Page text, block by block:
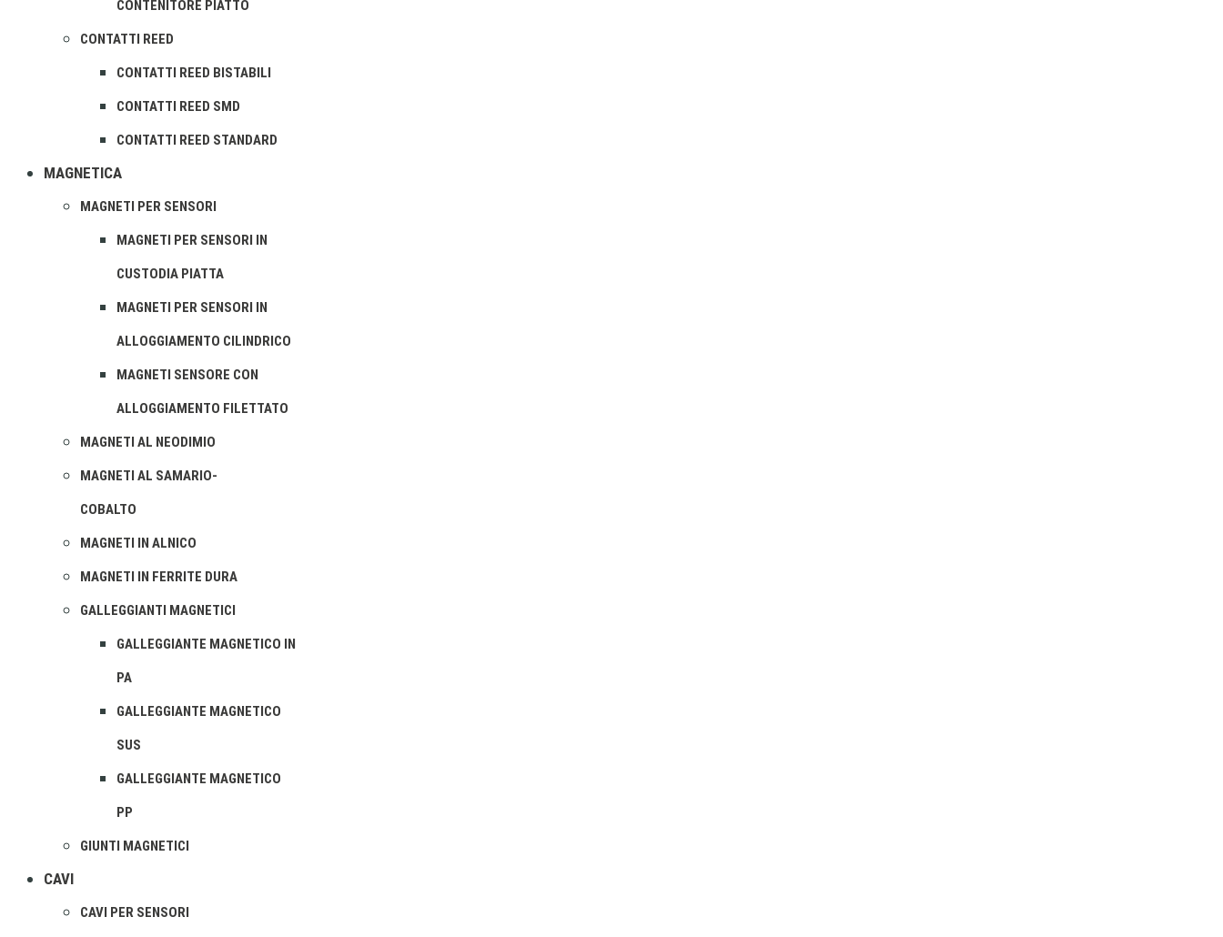
CONTENITORE PIATTO
CONTATTI REED
CONTATTI REED BISTABILI
CONTATTI REED SMD
CONTATTI REED STANDARD
MAGNETICA
MAGNETI PER SENSORI
MAGNETI PER SENSORI IN
CUSTODIA PIATTA
MAGNETI PER SENSORI IN
ALLOGGIAMENTO CILINDRICO
MAGNETI SENSORE CON
ALLOGGIAMENTO FILETTATO
MAGNETI AL NEODIMIO
MAGNETI AL SAMARIO-
COBALTO
MAGNETI IN ALNICO
MAGNETI IN FERRITE DURA
GALLEGGIANTI MAGNETICI
GALLEGGIANTE MAGNETICO IN
PA
GALLEGGIANTE MAGNETICO
SUS
GALLEGGIANTE MAGNETICO
PP
GIUNTI MAGNETICI
CAVI
CAVI PER SENSORI